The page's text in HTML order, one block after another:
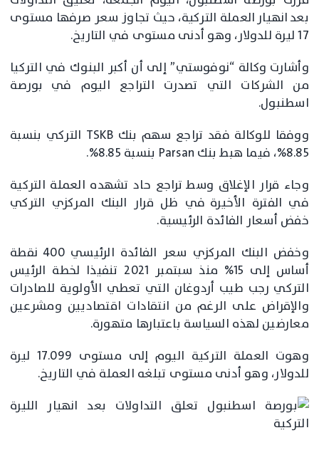
بعد انهيار العملة التركية، حيث تجاوز سعر صرفها مستوى
17 ليرة للدولار، وهو أدنى مستوى في التاريخ.
وأشارت وكالة “نوفوستي” إلى أن أكبر البنوك في التركيا
من الشركات التي تصدرت التراجع اليوم في بورصة
اسطنبول.
ووفقا للوكالة فقد تراجع سهم بنك TSKB التركي بنسبة
8.85%، فيما هبط بنك Parsan بنسبة 8.85%.
وجاء قرار الإغلاق وسط تراجع حاد تشهده العملة التركية
في الفترة الأخيرة في ظل قرار البنك المركزي التركي
خفض أسعار الفائدة الرئيسية.
وخفض البنك المركزي سعر الفائدة الرئيسي 400 نقطة
أساس إلى 15% منذ سبتمبر 2021 تنفيذا لخطة الرئيس
التركي رجب طيب أردوغان التي تعطي الأولوية للصادرات
والإقراض على الرغم من انتقادات اقتصاديين ومشرعين
معارضين لهذه السياسة باعتبارها متهورة.
وهوت العملة التركية اليوم إلى مستوى 17.099 ليرة
للدولار، وهو أدنى مستوى تبلغه العملة في التاريخ.